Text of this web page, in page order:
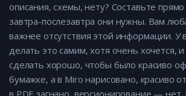
описания, схемы, нету? Составьте
завтра-послезавтра они нужны. Вам
важнее отсутствия этой информации. У
делать это самим, хотя очень хочется,
сделать хорошо, чтобы было красиво
бумажке, а в Miro нарисовано, красиво